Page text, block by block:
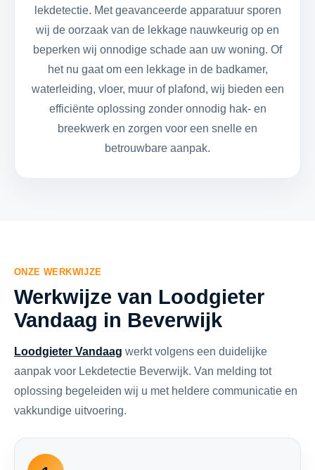
lekdetectie. Met geavanceerde apparatuur sporen
wij de oorzaak van de lekkage nauwkeurig op en
beperken wij onnodige schade aan uw woning. Of
het nu gaat om een lekkage in de badkamer,
waterleiding, vloer, muur of plafond, wij bieden een
efficiënte oplossing zonder onnodig hak- en
breekwerk en zorgen voor een snelle en
betrouwbare aanpak.
ONZE WERKWIJZE
Werkwijze van Loodgieter
Vandaag in Beverwijk
Loodgieter Vandaag werkt volgens een duidelijke
aanpak voor Lekdetectie Beverwijk. Van melding tot
oplossing begeleiden wij u met heldere communicatie en
vakkundige uitvoering.